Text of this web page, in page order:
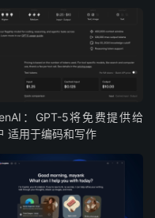
：GPT-5将免费提供给
适用于编码和写作